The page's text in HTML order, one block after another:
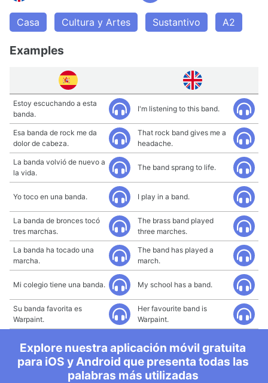
Casa Cultura y Artes Sustantivo A2
Examples
Estoy escuchando a esta
banda.
I'm listening to this band.
Esa banda de rock me da
dolor de cabeza.
That rock band gives me a
headache.
La banda volvió de nuevo a
la vida.
The band sprang to life.
Yo toco en una banda. I play in a band.
La banda de bronces tocó
tres marchas.
The brass band played
three marches.
La banda ha tocado una
marcha.
The band has played a
march.
Mi colegio tiene una banda. My school has a band.
Su banda favorita es
Warpaint.
Her favourite band is
Warpaint.
Explore nuestra aplicación móvil gratuita
para iOS y Android que presenta todas las
palabras más utilizadas